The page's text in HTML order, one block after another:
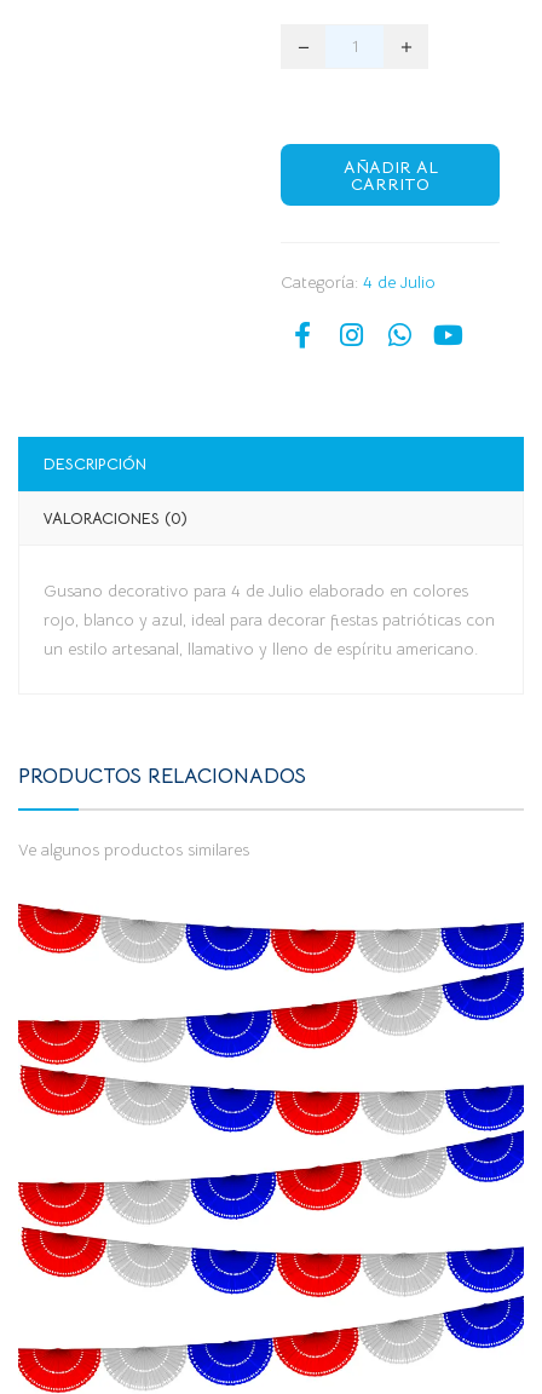
AÑADIR AL
CARRITO
Categoría:4 de Julio
DESCRIPCIÓN
VALORACIONES (0)
Gusano decorativo para 4 de Julio elaborado en colores
rojo, blanco y azul, ideal para decorar fiestas patrióticas con
un estilo artesanal, llamativo y lleno de espíritu americano.
PRODUCTOS RELACIONADOS
Ve algunos productos similares